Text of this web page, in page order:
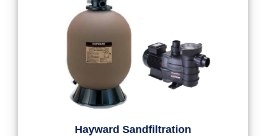
Hayward Sandfiltration